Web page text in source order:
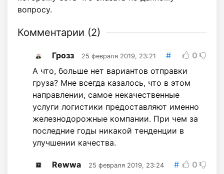
вопросу.
Комментарии (2)
Грозз 25 февраля 2019, 23:21 #
0
А что, больше нет вариантов отправки
груза? Мне всегда казалось, что в этом
направлении, самое некачественные
услуги логистики предоставляют именно
железнодорожные компании. При чем за
последние годы никакой тенденции в
улучшении качества.
Rewwa 25 февраля 2019, 23:24 #
0